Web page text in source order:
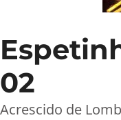
02
Acrescido de